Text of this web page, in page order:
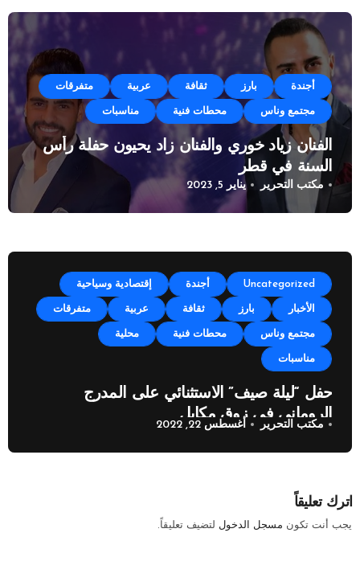
أجندة بارز ثقافة عربية متفرقات
مجتمع وناس محطات فنية مناسبات
الفنان زياد خوري والفنان زاد يحيون حفلة رأس
السنة في قطر
مكتب التحرير يناير 5, 2023
Uncategorized أجندة إقتصادية وسياحية
الأخبار بارز ثقافة عربية متفرقات
مجتمع وناس محطات فنية محلية
مناسبات
حفل “ليلة صيف” الاستثنائي على المدرج
الروماني في زوق مكايل
مكتب التحرير أغسطس 22, 2022
اترك تعليقاً
يجب أنت تكون مسجل الدخول لتضيف تعليقاً.